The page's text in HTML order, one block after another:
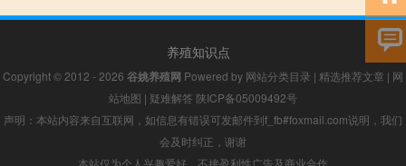
养殖知识点
Copyright © 2012 - 2026 谷姚养殖网 Powered by 网站分类目录 | 精选推荐文章 | 网
站地图 | 疑难解答 陕ICP备05009492号
声明：本站内容来自互联网，如信息有错误可发邮件到f_fb#foxmail.com说明，我们
会及时纠正，谢谢
本站仅为个人兴趣爱好，不接盈利性广告及商业合作